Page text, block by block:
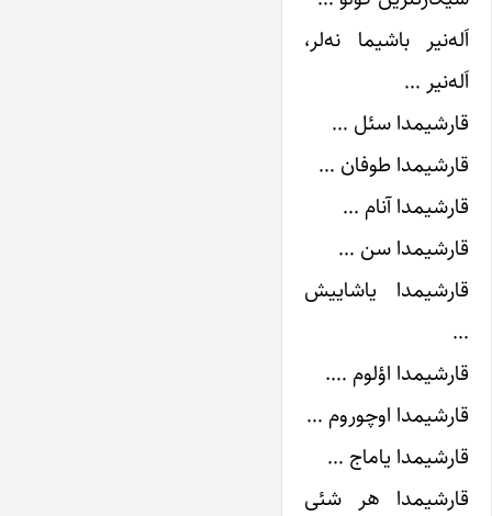
اَله‌نیر باشیما نه‌لر،
اَله‌نیر …
قارشیمدا سئل …
قارشیمدا طوفان …
قارشیمدا آنام …
قارشیمدا سن …
قارشیمدا یاشاییش
…
قارشیمدا اؤلوم ….
قارشیمدا اوچوروم …
قارشیمدا یاماج …
قارشیمدا هر شئی